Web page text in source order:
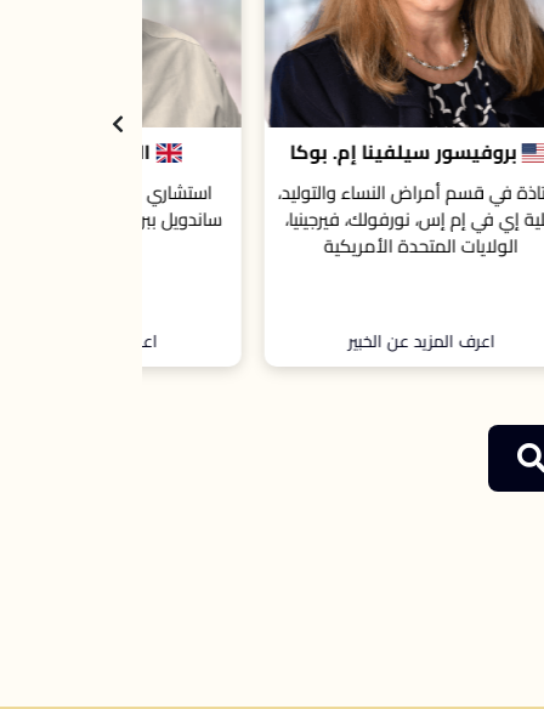
الدكتور أيمن عويس
استشاري أمراض النساء بمستشفى
ساندويل ببرمنجهام، المملكة المتحدة.
اعرف المزيد عن الخبير